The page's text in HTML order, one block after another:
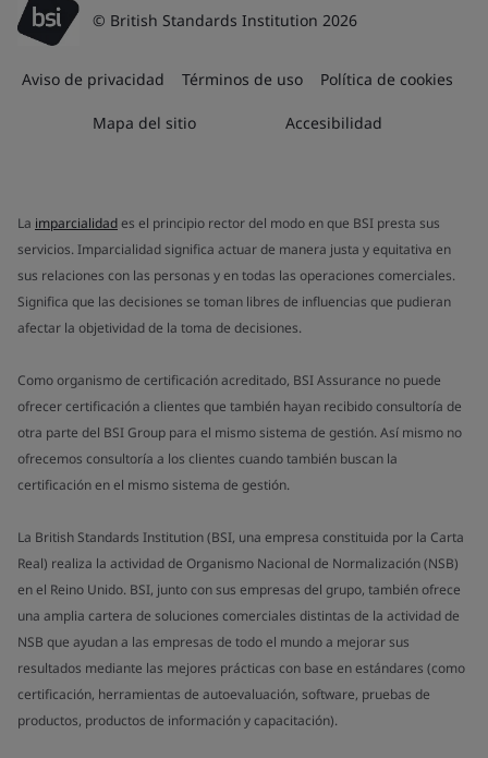
© British Standards Institution 2026
Aviso de privacidad Términos de uso Política de cookies
Mapa del sitio Accesibilidad
La imparcialidades el principio rector del modo en que BSI presta sus
servicios. Imparcialidad significa actuar de manera justa y equitativa en
sus relaciones con las personas y en todas las operaciones comerciales.
Significa que las decisiones se toman libres de influencias que pudieran
afectar la objetividad de la toma de decisiones.
Como organismo de certificación acreditado, BSI Assurance no puede
ofrecer certificación a clientes que también hayan recibido consultoría de
otra parte del BSI Group para el mismo sistema de gestión. Así mismo no
ofrecemos consultoría a los clientes cuando también buscan la
certificación en el mismo sistema de gestión.
La British Standards Institution (BSI, una empresa constituida por la Carta
Real) realiza la actividad de Organismo Nacional de Normalización (NSB)
en el Reino Unido. BSI, junto con sus empresas del grupo, también ofrece
una amplia cartera de soluciones comerciales distintas de la actividad de
NSB que ayudan a las empresas de todo el mundo a mejorar sus
resultados mediante las mejores prácticas con base en estándares (como
certificación, herramientas de autoevaluación, software, pruebas de
productos, productos de información y capacitación).